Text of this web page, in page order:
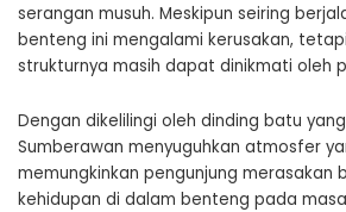
serangan musuh. Meskipun seiring
benteng ini mengalami kerusakan,
strukturnya masih dapat dinikmati oleh
Dengan dikelilingi oleh dinding batu
Sumberawan menyuguhkan atmosfer
memungkinkan pengunjung merasakan
kehidupan di dalam benteng pada